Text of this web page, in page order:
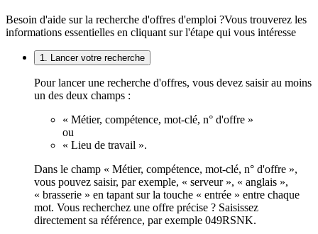
Besoin d'aide sur la recherche d'offres d'emploi ?Vous trouverez les
informations essentielles en cliquant sur l'étape qui vous intéresse
1. Lancer votre recherche
Pour lancer une recherche d'offres, vous devez saisir au moins
un des deux champs :
« Métier, compétence, mot-clé, n° d'offre »
ou
« Lieu de travail ».
Dans le champ « Métier, compétence, mot-clé, n° d'offre »,
vous pouvez saisir, par exemple, « serveur », « anglais »,
« brasserie » en tapant sur la touche « entrée » entre chaque
mot. Vous recherchez une offre précise ? Saisissez
directement sa référence, par exemple 049RSNK.